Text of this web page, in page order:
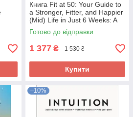
Книга Fit at 50: Your Guide to
a Stronger, Fitter, and Happier
(Mid) Life in Just 6 Weeks: A
SUNDAY TIMES BESTSELLER
336698
Готово до відправки
1 377 ₴ 1 530 ₴
Купити
–10%